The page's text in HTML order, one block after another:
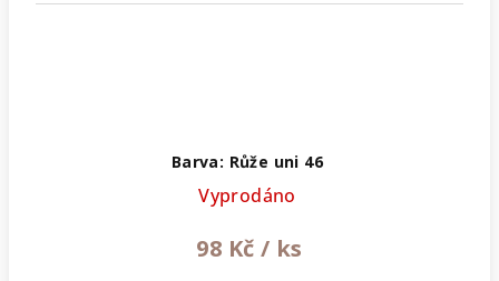
Barva: Růže uni 46
Vyprodáno
98 Kč / ks